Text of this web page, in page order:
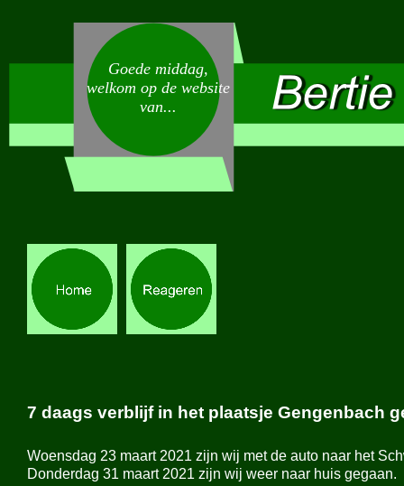
Woensdag 23 maart 2021 zijn wij met de auto naar het
Donderdag 31 maart 2021 zijn wij weer naar huis gegaan.
7 daags verblijf in het plaatsje Gengenbach
Goede middag,
welkom op de website
van...